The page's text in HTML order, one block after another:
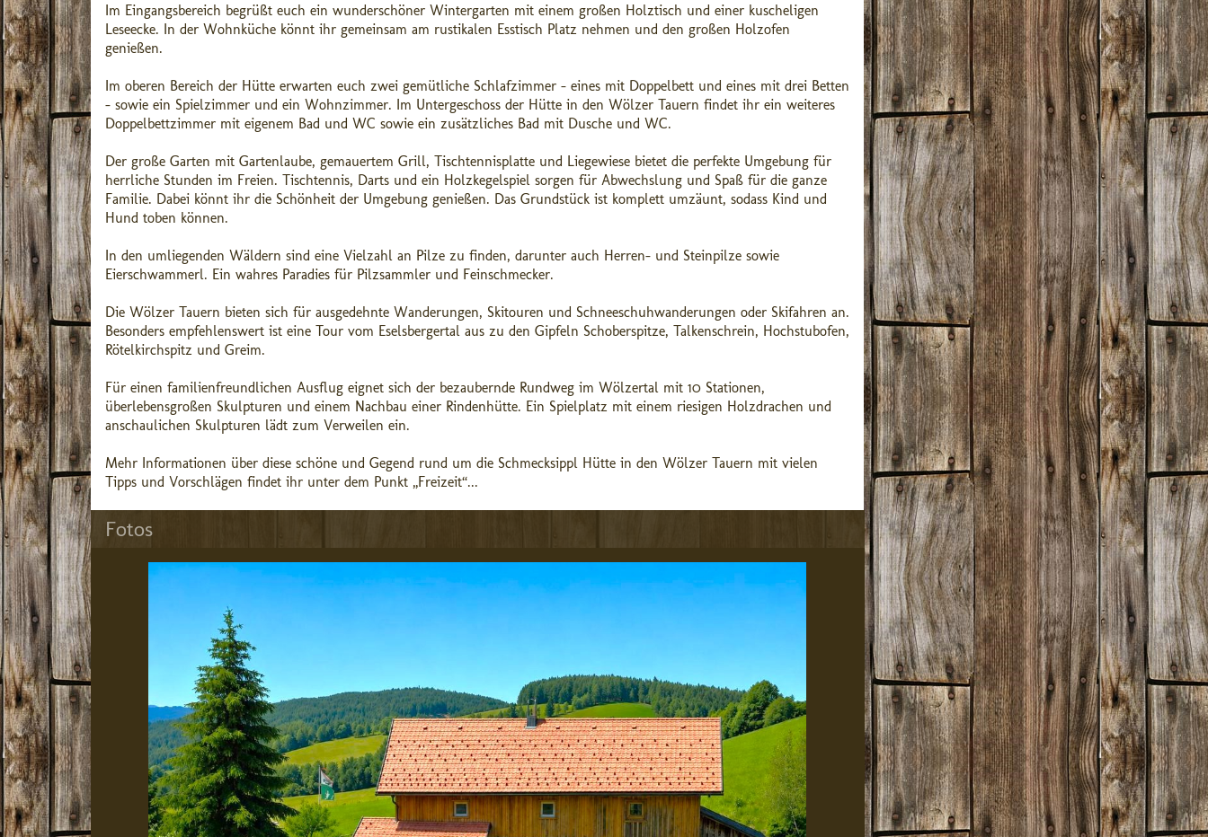
Im Eingangsbereich begrüßt euch ein wunderschöner Wintergarten mit einem großen Holztisch und einer kuscheligen
Leseecke. In der Wohnküche könnt ihr gemeinsam am rustikalen Esstisch Platz nehmen und den großen Holzofen
genießen.
Im oberen Bereich der Hütte erwarten euch zwei gemütliche Schlafzimmer – eines mit Doppelbett und eines mit drei Betten
– sowie ein Spielzimmer und ein Wohnzimmer. Im Untergeschoss der Hütte in den Wölzer Tauern findet ihr ein weiteres
Doppelbettzimmer mit eigenem Bad und WC sowie ein zusätzliches Bad mit Dusche und WC.
Der große Garten mit Gartenlaube, gemauertem Grill, Tischtennisplatte und Liegewiese bietet die perfekte Umgebung für
herrliche Stunden im Freien. Tischtennis, Darts und ein Holzkegelspiel sorgen für Abwechslung und Spaß für die ganze
Familie. Dabei könnt ihr die Schönheit der Umgebung genießen. Das Grundstück ist komplett umzäunt, sodass Kind und
Hund toben können.
In den umliegenden Wäldern sind eine Vielzahl an Pilze zu finden, darunter auch Herren- und Steinpilze sowie
Eierschwammerl. Ein wahres Paradies für Pilzsammler und Feinschmecker.
Die Wölzer Tauern bieten sich für ausgedehnte Wanderungen, Skitouren und Schneeschuhwanderungen oder Skifahren an.
Besonders empfehlenswert ist eine Tour vom Eselsbergertal aus zu den Gipfeln Schoberspitze, Talkenschrein, Hochstubofen,
Rötelkirchspitz und Greim.
Für einen familienfreundlichen Ausflug eignet sich der bezaubernde Rundweg im Wölzertal mit 10 Stationen,
überlebensgroßen Skulpturen und einem Nachbau einer Rindenhütte. Ein Spielplatz mit einem riesigen Holzdrachen und
anschaulichen Skulpturen lädt zum Verweilen ein.
Mehr Informationen über diese schöne und Gegend rund um die Schmecksippl Hütte in den Wölzer Tauern mit vielen
Tipps und Vorschlägen findet ihr unter dem Punkt „Freizeit“...
Fotos